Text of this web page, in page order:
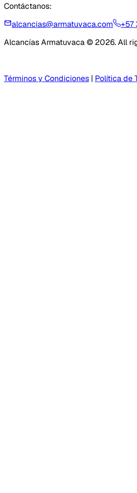
Contáctanos:
alcancias@armatuvaca.com
+57
Alcancías Armatuvaca © 2026. All
Términos y Condiciones | Política de